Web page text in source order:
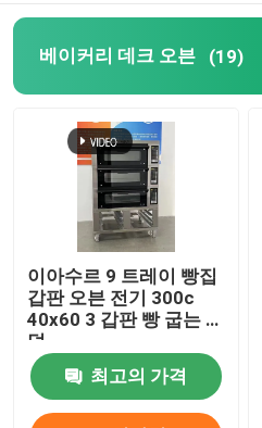
알루미늄 제빵 트레이
베이커리 데크 오븐 (19)
이아수르 9 트레이 빵집
갑판 오븐 전기 300c
40x60 3 갑판 빵 굽는 화
덕
최고의 가격